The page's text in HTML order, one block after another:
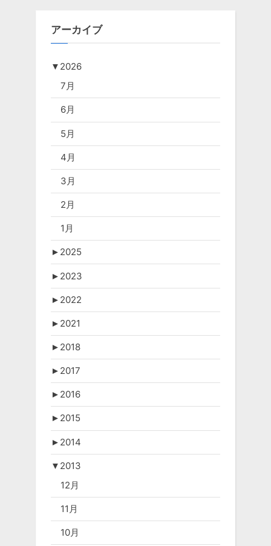
アーカイブ
▼ 2026
7月
6月
5月
4月
3月
2月
1月
► 2025
► 2023
► 2022
► 2021
► 2018
► 2017
► 2016
► 2015
► 2014
▼ 2013
12月
11月
10月